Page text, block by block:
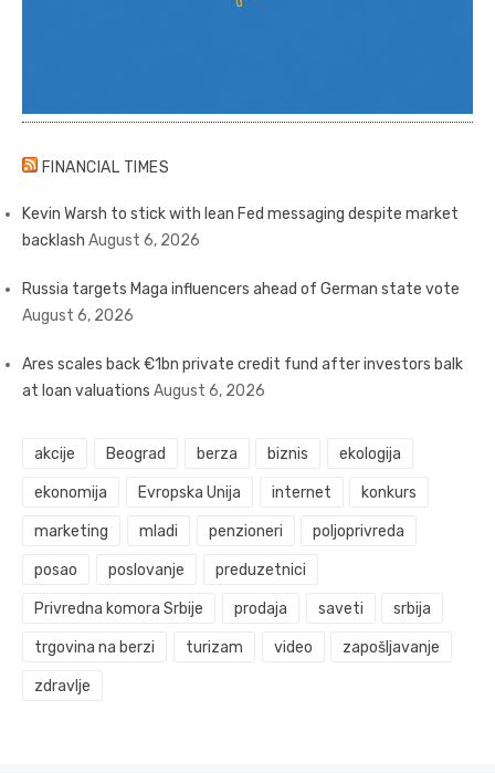
FINANCIAL TIMES
Kevin Warsh to stick with lean Fed messaging despite market
backlash August 6, 2026
Russia targets Maga influencers ahead of German state vote
August 6, 2026
Ares scales back €1bn private credit fund after investors balk
at loan valuations August 6, 2026
akcije Beograd berza biznis ekologija
ekonomija Evropska Unija internet konkurs
marketing mladi penzioneri poljoprivreda
posao poslovanje preduzetnici
Privredna komora Srbije prodaja saveti srbija
trgovina na berzi turizam video zapošljavanje
zdravlje